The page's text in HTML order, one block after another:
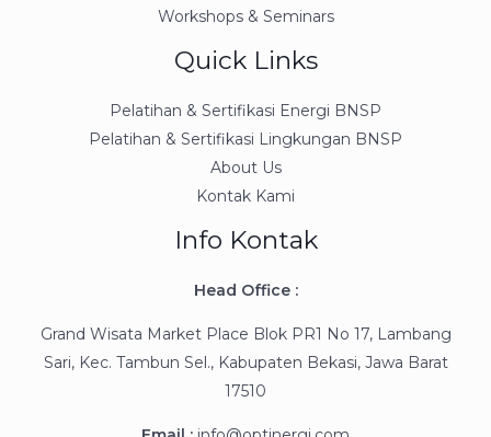
Workshops & Seminars
Quick Links
Pelatihan & Sertifikasi Energi BNSP
Pelatihan & Sertifikasi Lingkungan BNSP
About Us
Kontak Kami
Info Kontak
Head Office :
Grand Wisata Market Place Blok PR1 No 17, Lambang
Sari, Kec. Tambun Sel., Kabupaten Bekasi, Jawa Barat
17510